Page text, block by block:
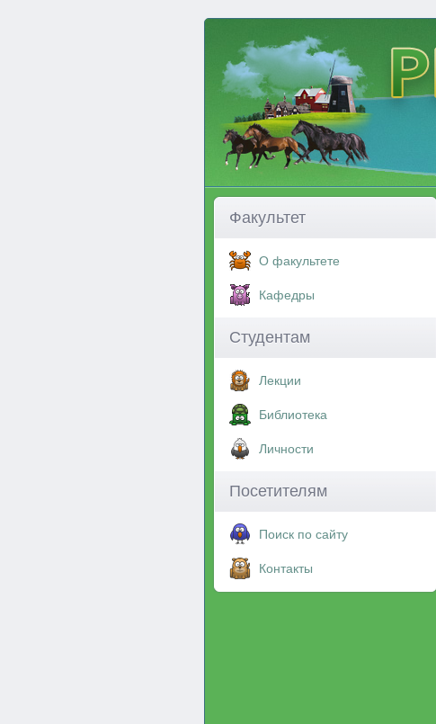
Факультет
О факультете
Кафедры
Студентам
Лекции
Библиотека
Личности
Посетителям
Поиск по сайту
Контакты